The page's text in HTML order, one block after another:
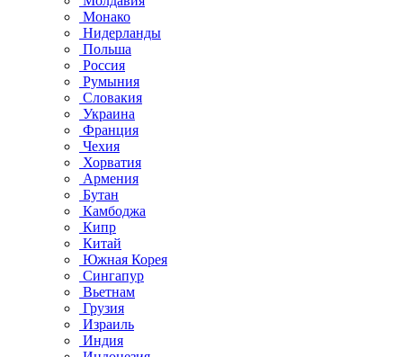
Монако
Нидерланды
Польша
Россия
Румыния
Словакия
Украина
Франция
Чехия
Хорватия
Армения
Бутан
Камбоджа
Кипр
Китай
Южная Корея
Сингапур
Вьетнам
Грузия
Израиль
Индия